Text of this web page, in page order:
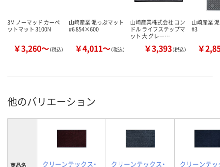
3M ノーマッド カーペ
ットマット 3100N
￥3,260～（税込）
山崎産業 泥っぷマット
#6 854×600
￥4,011～（税込）
山崎産業株式会社 コン
ドル ライフステップマ
ット 大 グレー…
￥3,393（税込）
山崎産業
#3
￥
他のバリエーション
商品名 クリーンテックス・ クリーンテックス・ クリーンテッ